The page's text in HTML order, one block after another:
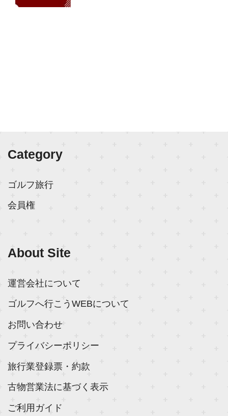
Category
ゴルフ旅行
会員権
About Site
運営会社について
ゴルフへ行こうWEBについて
お問い合わせ
プライバシーポリシー
旅行業登録票・約款
古物営業法に基づく表示
ご利用ガイド